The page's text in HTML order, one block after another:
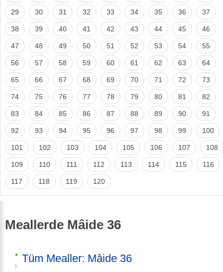
29 30 31 32 33 34 35 36 37
38 39 40 41 42 43 44 45 46
47 48 49 50 51 52 53 54 55
56 57 58 59 60 61 62 63 64
65 66 67 68 69 70 71 72 73
74 75 76 77 78 79 80 81 82
83 84 85 86 87 88 89 90 91
92 93 94 95 96 97 98 99 100
101 102 103 104 105 106 107 108
109 110 111 112 113 114 115 116
117 118 119 120
Meallerde Mâide 36
Tüm Mealler: Mâide 36